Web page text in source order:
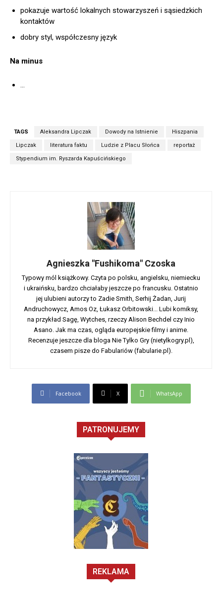
pokazuje wartość lokalnych stowarzyszeń i sąsiedzkich
kontaktów
dobry styl, współczesny język
Na minus
…
TAGS Aleksandra Lipczak Dowody na Istnienie Hiszpania
Lipczak literatura faktu Ludzie z Placu Słońca reportaż
Stypendium im. Ryszarda Kapuścińskiego
Agnieszka "Fushikoma" Czoska
Typowy mól książkowy. Czyta po polsku, angielsku, niemiecku
i ukraińsku, bardzo chciałaby jeszcze po francusku. Ostatnio
jej ulubieni autorzy to Zadie Smith, Serhij Żadan, Jurij
Andruchowycz, Amos Oz, Łukasz Orbitowski... Lubi komiksy,
na przykład Sagę, Wytches, rzeczy Alison Bechdel czy Inio
Asano. Jak ma czas, ogląda europejskie filmy i anime.
Recenzuje jeszcze dla bloga Nie Tylko Gry (nietylkogry.pl),
czasem pisze do Fabulariów (fabularie.pl).
Facebook X WhatsApp
PATRONUJEMY
REKLAMA